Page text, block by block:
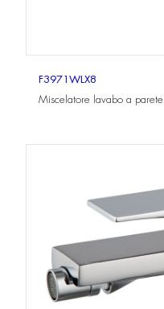
F3971WLX8
Miscelatore lavabo a parete